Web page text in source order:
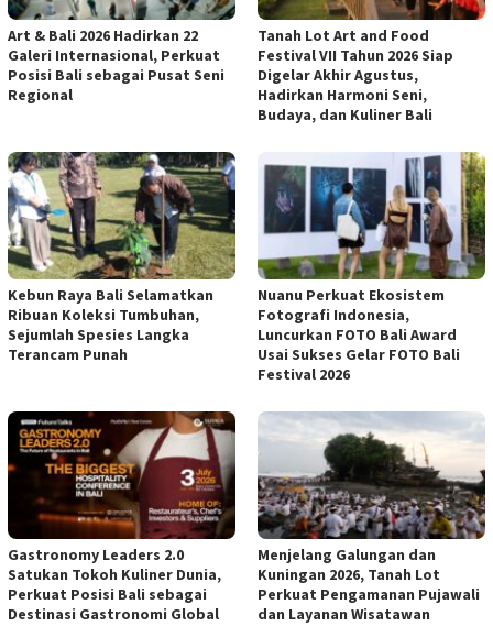
Art & Bali 2026 Hadirkan 22
Galeri Internasional, Perkuat
Posisi Bali sebagai Pusat Seni
Regional
Tanah Lot Art and Food
Festival VII Tahun 2026 Siap
Digelar Akhir Agustus,
Hadirkan Harmoni Seni,
Budaya, dan Kuliner Bali
Kebun Raya Bali Selamatkan
Ribuan Koleksi Tumbuhan,
Sejumlah Spesies Langka
Terancam Punah
Nuanu Perkuat Ekosistem
Fotografi Indonesia,
Luncurkan FOTO Bali Award
Usai Sukses Gelar FOTO Bali
Festival 2026
Gastronomy Leaders 2.0
Satukan Tokoh Kuliner Dunia,
Perkuat Posisi Bali sebagai
Destinasi Gastronomi Global
Menjelang Galungan dan
Kuningan 2026, Tanah Lot
Perkuat Pengamanan Pujawali
dan Layanan Wisatawan